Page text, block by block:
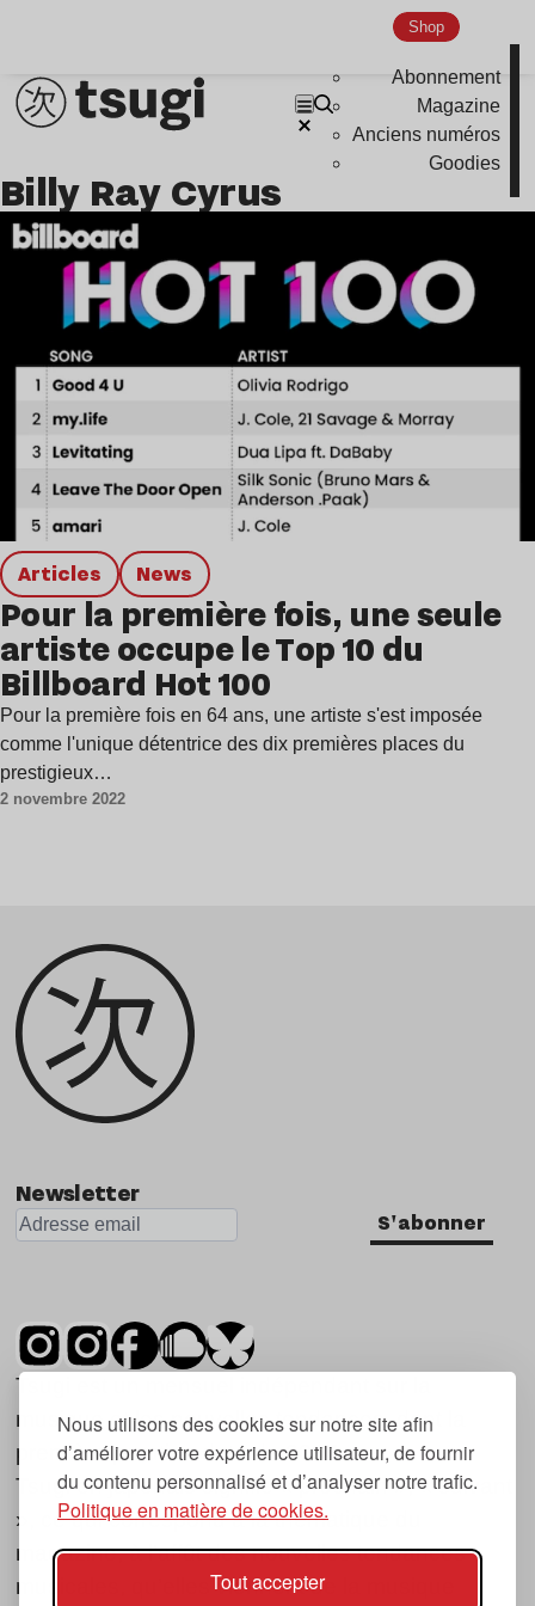
Nous utilisons des cookies sur notre site afin
d’améliorer votre expérience utilisateur, de fournir
du contenu personnalisé et d’analyser notre trafic.
Politique en matière de cookies.
Tout accepter
Shop
Abonnement
Magazine
Anciens numéros
Goodies
Billy Ray Cyrus
Articles news
Pour la première fois, une seule
artiste occupe le Top 10 du
Billboard Hot 100
Pour la première fois en 64 ans, une artiste s'est imposée
comme l'unique détentrice des dix premières places du
prestigieux…
2 novembre 2022
Newsletter
S'abonner
Tsugi est un mensuel indépendant sur la
musique et les nouvelles tendances, dont la
première parution date de 2007.
Tsugi en japonais signifie « prochain », « suivant
», ce qui correspond à la thématique du
magazine, à l’affût des nouvelles tendances
musicales, qu’elles viennent de la musique